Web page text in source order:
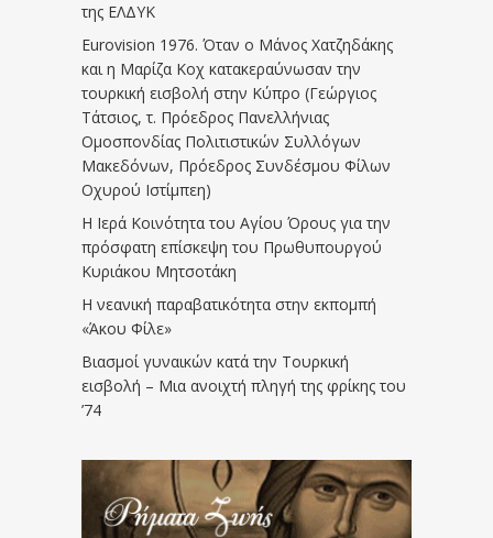
της ΕΛΔΥΚ
Eurovision 1976. Όταν ο Μάνος Χατζηδάκης
και η Μαρίζα Κοχ κατακεραύνωσαν την
τουρκική εισβολή στην Κύπρο (Γεώργιος
Τάτσιος, τ. Πρόεδρος Πανελλήνιας
Ομοσπονδίας Πολιτιστικών Συλλόγων
Μακεδόνων, Πρόεδρος Συνδέσμου Φίλων
Οχυρού Ιστίμπεη)
Η Ιερά Κοινότητα του Αγίου Όρους για την
πρόσφατη επίσκεψη του Πρωθυπουργού
Κυριάκου Μητσοτάκη
Η νεανική παραβατικότητα στην εκπομπή
«Άκου Φίλε»
Βιασμοί γυναικών κατά την Τουρκική
εισβολή – Μια ανοιχτή πληγή της φρίκης του
’74